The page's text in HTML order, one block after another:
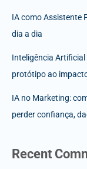
IA como Assistente
dia a dia
Inteligência
protótipo ao
IA no Marketing:
perder confiança,
Recent